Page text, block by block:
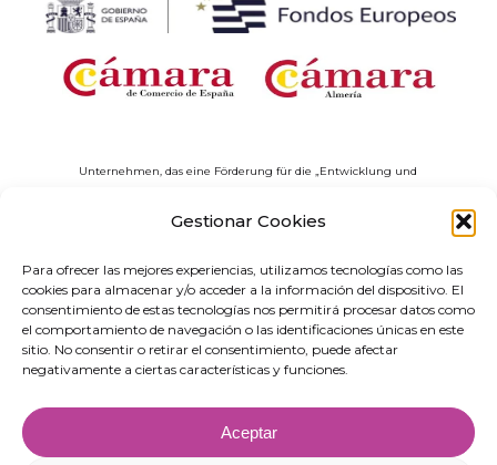
Gestionar Cookies
Para ofrecer las mejores experiencias, utilizamos tecnologías como las
cookies para almacenar y/o acceder a la información del dispositivo. El
consentimiento de estas tecnologías nos permitirá procesar datos como
el comportamiento de navegación o las identificaciones únicas en este
sitio. No consentir o retirar el consentimiento, puede afectar
negativamente a ciertas características y funciones.
Aceptar
Unternehmen, das eine Förderung für die „Entwicklung und
Rahmen des Projekts ‚Digitale Unternehmernetzwerke‘ in Andalusien“
Aufbau-, Transformations- und Resilienzplan, finanziert von der Europäischen
Union – NextGenerationEU (C1311).